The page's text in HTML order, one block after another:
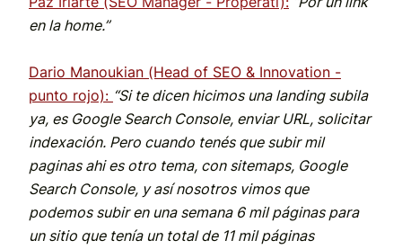
en la home.”
Dario Manoukian (Head of SEO & Innovation -
punto rojo): “Si te dicen hicimos una landing subila
ya, es Google Search Console, enviar URL, solicitar
indexación. Pero cuando tenés que subir mil
paginas ahi es otro tema, con sitemaps, Google
Search Console, y así nosotros vimos que
podemos subir en una semana 6 mil páginas para
un sitio que tenía un total de 11 mil páginas